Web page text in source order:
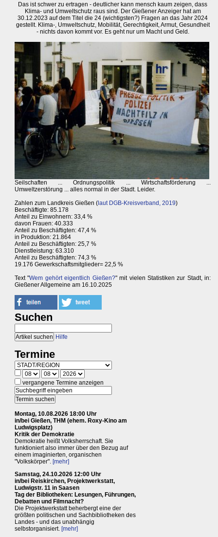
Das ist schwer zu ertragen - deutlicher kann mensch kaum zeigen, dass
Klima- und Umweltschutz raus sind. Der Gießener Anzeiger hat am
30.12.2023 auf dem Titel die 24 (wichtigsten?) Fragen an das Jahr 2024
gestellt. Klima-, Umweltschutz, Mobilität, Gerechtigkeit, Armut, Gesundheit
- nichts davon kommt vor. Es geht nur um Macht und Geld.
Seilschaften ... Ordnungspolitik ... Wirtschaftsförderung ...
Umweltzerstörung ... alles normal in der Stadt. Leider.
Zahlen zum Landkreis Gießen (laut DGB-Kreisverband, 2019)
Beschäftigte: 85.178
Anteil zu Einwohnern: 33,4 %
davon Frauen: 40.333
Anteil zu Beschäftigten: 47,4 %
in Produktion: 21.864
Anteil zu Beschäftigten: 25,7 %
Dienstleistung: 63.310
Anteil zu Beschäftigten: 74,3 %
19.176 Gewerkschaftsmitglieder= 22,5 %
Text "Wem gehört eigentlich Gießen?" mit vielen Statistiken zur Stadt, in:
Gießener Allgemeine am 16.10.2025
Suchen
Hilfe
Termine
vergangene Termine anzeigen
Montag, 10.08.2026 18:00 Uhr
in/bei Gießen, THM (ehem. Roxy-Kino am
Ludwigsplatz)
Kritik der Demokratie
Demokratie heißt Volksherrschaft. Sie
funktioniert also immer über den Bezug auf
einem imaginierten, organischen
"Volkskörper". [mehr]
Samstag, 24.10.2026 12:00 Uhr
in/bei Reiskirchen, Projektwerkstatt,
Ludwigstr. 11 in Saasen
Tag der Bibliotheken: Lesungen, Führungen,
Debatten und Filmnacht?
Die Projektwerkstatt beherbergt eine der
größten politischen und Sachbibliotheken des
Landes - und das unabhängig
selbstorganisiert. [mehr]